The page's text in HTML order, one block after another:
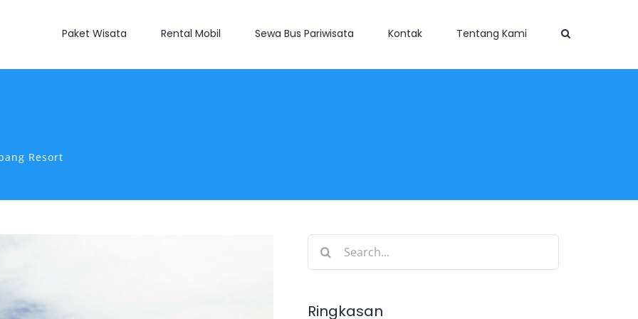
Paket Wisata Rental Mobil Sewa Bus Pariwisata Kontak Tentang Kami
Resort
Search
Ringkasan